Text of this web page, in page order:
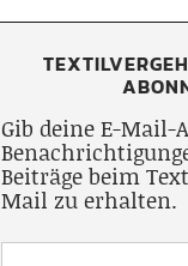
Gib deine E-Mail-
Beiträge beim
Mail zu erhalten.